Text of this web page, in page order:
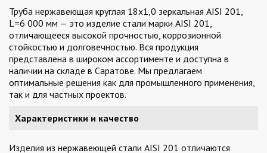
Труба нержавеющая круглая 18х1,0 зеркальная AISI 201,
L=6 000 мм — это изделие стали марки AISI 201,
отличающееся высокой прочностью, коррозионной
стойкостью и долговечностью. Вся продукция
представлена в широком ассортименте и доступна в
наличии на складе в Саратове. Мы предлагаем
оптимальные решения как для промышленного применения,
так и для частных проектов.
Характеристики и качество
Изделия из нержавеющей стали AISI 201 отличаются